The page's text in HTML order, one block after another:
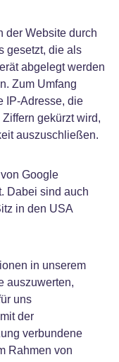
der Website durch
gesetzt, die als
abgelegt werden
Zum Umfang
IP-Adresse, die
gekürzt wird,
auszuschließen.
Google
Dabei sind auch
in den USA
in unserem
auszuwerten,
uns
der
verbundene
Rahmen von